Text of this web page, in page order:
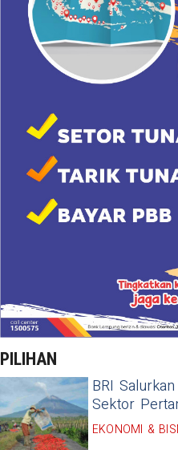
PILIHAN
BRI
Sektor
EKONOMI &